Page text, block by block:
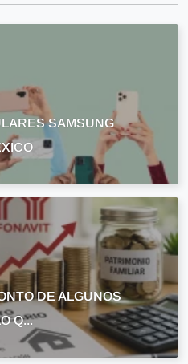
SAMSUNG
DE ALGUNOS
Q...